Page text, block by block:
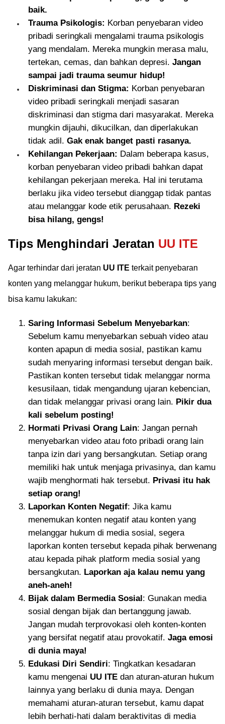
baik.
Trauma Psikologis: Korban penyebaran video
pribadi seringkali mengalami trauma psikologis
yang mendalam. Mereka mungkin merasa malu,
tertekan, cemas, dan bahkan depresi. Jangan
sampai jadi trauma seumur hidup!
Diskriminasi dan Stigma: Korban penyebaran
video pribadi seringkali menjadi sasaran
diskriminasi dan stigma dari masyarakat. Mereka
mungkin dijauhi, dikucilkan, dan diperlakukan
tidak adil. Gak enak banget pasti rasanya.
Kehilangan Pekerjaan: Dalam beberapa kasus,
korban penyebaran video pribadi bahkan dapat
kehilangan pekerjaan mereka. Hal ini terutama
berlaku jika video tersebut dianggap tidak pantas
atau melanggar kode etik perusahaan. Rezeki
bisa hilang, gengs!
Tips Menghindari Jeratan UU ITE
Agar terhindar dari jeratan UU ITE terkait penyebaran
konten yang melanggar hukum, berikut beberapa tips yang
bisa kamu lakukan:
Saring Informasi Sebelum Menyebarkan:
Sebelum kamu menyebarkan sebuah video atau
konten apapun di media sosial, pastikan kamu
sudah menyaring informasi tersebut dengan baik.
Pastikan konten tersebut tidak melanggar norma
kesusilaan, tidak mengandung ujaran kebencian,
dan tidak melanggar privasi orang lain. Pikir dua
kali sebelum posting!
Hormati Privasi Orang Lain: Jangan pernah
menyebarkan video atau foto pribadi orang lain
tanpa izin dari yang bersangkutan. Setiap orang
memiliki hak untuk menjaga privasinya, dan kamu
wajib menghormati hak tersebut. Privasi itu hak
setiap orang!
Laporkan Konten Negatif: Jika kamu
menemukan konten negatif atau konten yang
melanggar hukum di media sosial, segera
laporkan konten tersebut kepada pihak berwenang
atau kepada pihak platform media sosial yang
bersangkutan. Laporkan aja kalau nemu yang
aneh-aneh!
Bijak dalam Bermedia Sosial: Gunakan media
sosial dengan bijak dan bertanggung jawab.
Jangan mudah terprovokasi oleh konten-konten
yang bersifat negatif atau provokatif. Jaga emosi
di dunia maya!
Edukasi Diri Sendiri: Tingkatkan kesadaran
kamu mengenai UU ITE dan aturan-aturan hukum
lainnya yang berlaku di dunia maya. Dengan
memahami aturan-aturan tersebut, kamu dapat
lebih berhati-hati dalam beraktivitas di media